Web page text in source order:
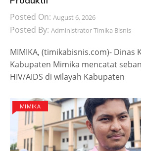
Posted On: August 6, 2026
Posted By: Administrator Timika Bisnis
MIMIKA, (timikabisnis.com)- Dinas
Kabupaten Mimika mencatat
HIV/AIDS di wilayah Kabupaten
MIMIKA